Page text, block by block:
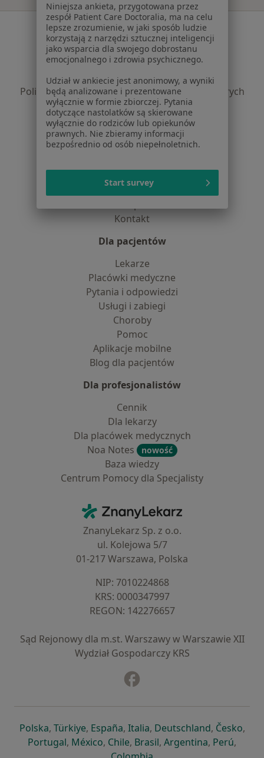
Serwis
Regulamin
Polityka prywatności pacjentów
Polityka prywatności profesjonalistów
Polityka prywatności dla profesjonalistów, których
dane pozyskaliśmy samodzielnie
Polityka cookies
Jak działają wyniki wyszukiwania
Dostępność
Partnerzy
Kontakt
Dla pacjentów
Lekarze
Placówki medyczne
Pytania i odpowiedzi
Usługi i zabiegi
Choroby
Pomoc
Aplikacje mobilne
Blog dla pacjentów
Dla profesjonalistów
Cennik
Dla lekarzy
Dla placówek medycznych
Noa Notes
nowość
Baza wiedzy
Centrum Pomocy dla Specjalisty
ZnanyLekarz - Strona główna
ZnanyLekarz Sp. z o.o.
ul. Kolejowa 5/7
01-217 Warszawa, Polska
NIP: ⁠7010224868
KRS: ⁠0000347997
REGON: ⁠142276657
Sąd Rejonowy dla m.st. Warszawy w Warszawie XII
Wydział Gospodarczy KRS
Polskaotwiera się w nowej karcie
, Türkiyeotwiera się w nowej karcie
, Españaotwiera się w nowej karcie
, Italiaotwiera się w nowej
, Deutschlandotwiera się
, Česko,
Portugalotwiera się w nowej karcie
, Méxicootwiera się w nowej karcie
, Chileotwiera się w nowej karcie
, Brasilotwiera się w nowej
, Argentinaotwiera się
, Perú,
Niniejsza ankieta, przygotowana przez
zespół Patient Care Doctoralia, ma na celu
lepsze zrozumienie, w jaki sposób ludzie
korzystają z narzędzi sztucznej inteligencji
jako wsparcia dla swojego dobrostanu
emocjonalnego i zdrowia psychicznego.
Udział w ankiecie jest anonimowy, a wyniki
będą analizowane i prezentowane
wyłącznie w formie zbiorczej. Pytania
dotyczące nastolatków są skierowane
wyłącznie do rodziców lub opiekunów
prawnych. Nie zbieramy informacji
bezpośrednio od osób niepełnoletnich.
Start survey